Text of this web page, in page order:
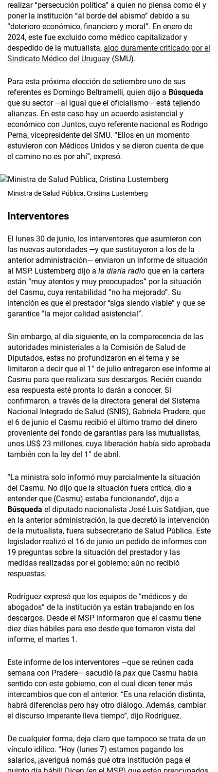
realizar “persecución política” a quien no piensa como él y
poner la institución “al borde del abismo” debido a su
“deterioro económico, financiero y moral”. En enero de
2024, este fue excluido como médico capitalizador y
despedido de la mutualista, algo duramente criticado por el
Sindicato Médico del Uruguay (SMU).
Para esta próxima elección de setiembre uno de sus
referentes es Domingo Beltramelli, quien dijo a Búsqueda
que su sector —al igual que el oficialismo— está tejiendo
alianzas. En este caso hay un acuerdo asistencial y
económico con Juntos, cuyo referente nacional es Rodrigo
Perna, vicepresidente del SMU. “Ellos en un momento
estuvieron con Médicos Unidos y se dieron cuenta de que
el camino no es por ahí”, expresó.
Ministra de Salud Pública, Cristina Lustemberg
Interventores
El lunes 30 de junio, los interventores que asumieron con
las nuevas autoridades —y que sustituyeron a los de la
anterior administración— enviaron un informe de situación
al MSP. Lustemberg dijo a la diaria radio que en la cartera
están “muy atentos y muy preocupados” por la situación
del Casmu, cuya rentabilidad “no ha mejorado”. Su
intención es que el prestador “siga siendo viable” y que se
garantice “la mejor calidad asistencial”.
Sin embargo, al día siguiente, en la comparecencia de las
autoridades ministeriales a la Comisión de Salud de
Diputados, estas no profundizaron en el tema y se
limitaron a decir que el 1° de julio entregaron ese informe al
Casmu para que realizara sus descargos. Recién cuando
esa respuesta esté pronta lo darán a conocer. Sí
confirmaron, a través de la directora general del Sistema
Nacional Integrado de Salud (SNIS), Gabriela Pradere, que
el 6 de junio el Casmu recibió el último tramo del dinero
proveniente del fondo de garantías para las mutualistas,
unos US$ 23 millones, cuya liberación había sido aprobada
también con la ley del 1° de abril.
“La ministra solo informó muy parcialmente la situación
del Casmu. No dijo que la situación fuera crítica, dio a
entender que (Casmu) estaba funcionando”, dijo a
Búsqueda el diputado nacionalista José Luis Satdjian, que
en la anterior administración, la que decretó la intervención
de la mutualista, fuera subsecretario de Salud Pública. Este
legislador realizó el 16 de junio un pedido de informes con
19 preguntas sobre la situación del prestador y las
medidas realizadas por el gobierno; aún no recibió
respuestas.
Rodríguez expresó que los equipos de “médicos y de
abogados” de la institución ya están trabajando en los
descargos. Desde el MSP informaron que el casmu tiene
diez días hábiles para eso desde que tomaron vista del
informe, el martes 1.
Este informe de los interventores —que se reúnen cada
semana con Pradere— sacudió la pax que Casmu había
sentido con este gobierno, con el cual dicen tener más
intercambios que con el anterior. “Es una relación distinta,
habrá diferencias pero hay otro diálogo. Además, cambiar
el discurso imperante lleva tiempo”, dijo Rodríguez.
De cualquier forma, deja claro que tampoco se trata de un
vínculo idílico. “Hoy (lunes 7) estamos pagando los
salarios, ¡averiguá nomás qué otra institución paga el